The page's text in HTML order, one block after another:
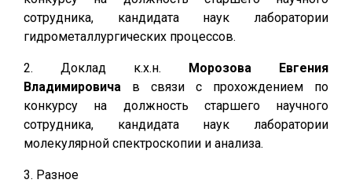
сотрудника, кандидата наук лаборатории
гидрометаллургических процессов.
2. Доклад к.х.н. Морозова Евгения
Владимировича в связи с прохождением по
конкурсу на должность старшего научного
сотрудника, кандидата наук лаборатории
молекулярной спектроскопии и анализа.
3. Разное